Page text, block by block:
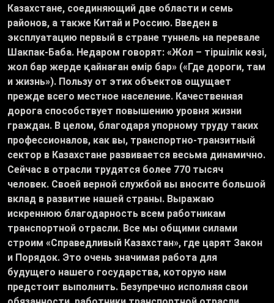
Казахстане, соединяющий две области и семь
районов, а также Китай и Россию. Введен в
эксплуатацию первый в стране туннель на перевале
Шакпак-Баба. Недаром говорят: «Жол – тіршілік көзі,
жол бар жерде қайнаған өмір бар» («Где дороги, там
и жизнь»). Пользу от этих объектов ощущает
прежде всего местное население. Качественная
дорога способствует повышению уровня жизни
граждан. В целом, благодаря упорному труду таких
профессионалов, как вы, транспортно-транзитный
сектор в Казахстане развивается весьма динамично.
Сейчас в отрасли трудятся более 770 тысяч
человек. Своей верной службой вы вносите большой
вклад в развитие нашей страны. Выражаю
искреннюю благодарность всем работникам
транспортной отрасли. Все мы общими силами
строим «Справедливый Казахстан», где царят Закон
и Порядок. Это очень значимая работа для
будущего нашего государства, которую нам
предстоит выполнить. Безупречно исполняя свои